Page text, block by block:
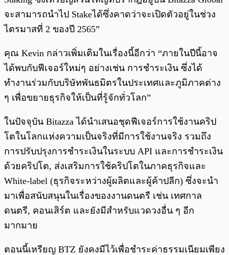
จะสามารถนำไป Stakeได้ซึ่งคาดว่าจะเปิดตัวอยู่ในช่วง
ไตรมาสที่ 2 ของปี 2565”
คุณ Kevin กล่าวเพิ่มเติมในเรื่องนี้อีกว่า “ภายในปีนี้อาจ
ได้พบกับฟีเจอร์ใหม่ๆ อย่างเช่น การชำระเงิน ซึ่งได้
ทำงานร่วมกับบริษัทพันธมิตรในประเทศและภูมิภาคต่าง
ๆ เพื่อขยายธุรกิจให้เป็นที่รู้จักทั่วโลก”
ในปัจจุบัน Bitazza ได้นำเสนอชุดฟีเจอร์การใช้งานคริป
โตในโลกแห่งความเป็นจริงที่มีการใช้งานจริง รวมถึง
การปรับปรุงการชำระเงินในระบบ API และการชำระเงิน
ด้วยคริปโต, ส่งเสริมการใช้คริปโตในภาคธุรกิจและ
White-label (ธุรกิจระหว่างผู้ผลิตและผู้ค้าปลีก) ซึ่งจะนำ
มาเพื่อสนับสนุนในเรื่องของงานดนตรี เช่น เทศกาล
ดนตรี, คอนเสิร์ต และยังมีสำหรับแวดวงอื่น ๆ อีก
มากมาย
ตอนนี้เหรียญ BTZ ยังคงมีไว้เพื่อชำระค่าธรรมเนียมเพียง